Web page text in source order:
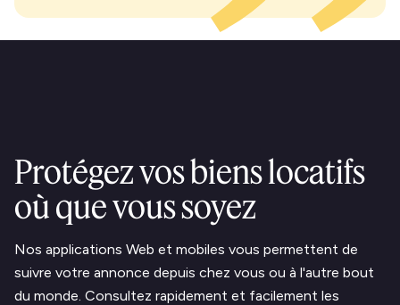
Protégez vos biens locatifs
où que vous soyez
Nos applications Web et mobiles vous permettent de
suivre votre annonce depuis chez vous ou à l'autre bout
du monde. Consultez rapidement et facilement les